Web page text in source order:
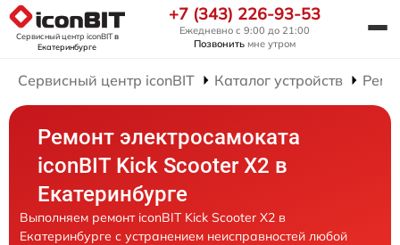
Сервисный центр iconBITв
Екатеринбурге
+7 (343) 226-93-53
Ежедневно с 9:00 до 21:00
Позвонить мне утром
Сервисный центр iconBIT Каталог устройств
Ремонт электросамоката
iconBIT Kick Scooter X2 в
Екатеринбурге
Выполняем ремонт iconBIT Kick Scooter X2 в
Екатеринбурге с устранением неисправностей любой